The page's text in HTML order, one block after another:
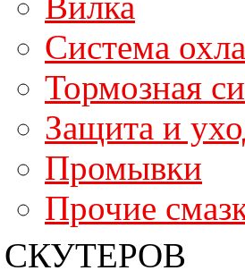
Система
Тормозная
Защита и
Промывки
Прочие
СКУТЕРОВ